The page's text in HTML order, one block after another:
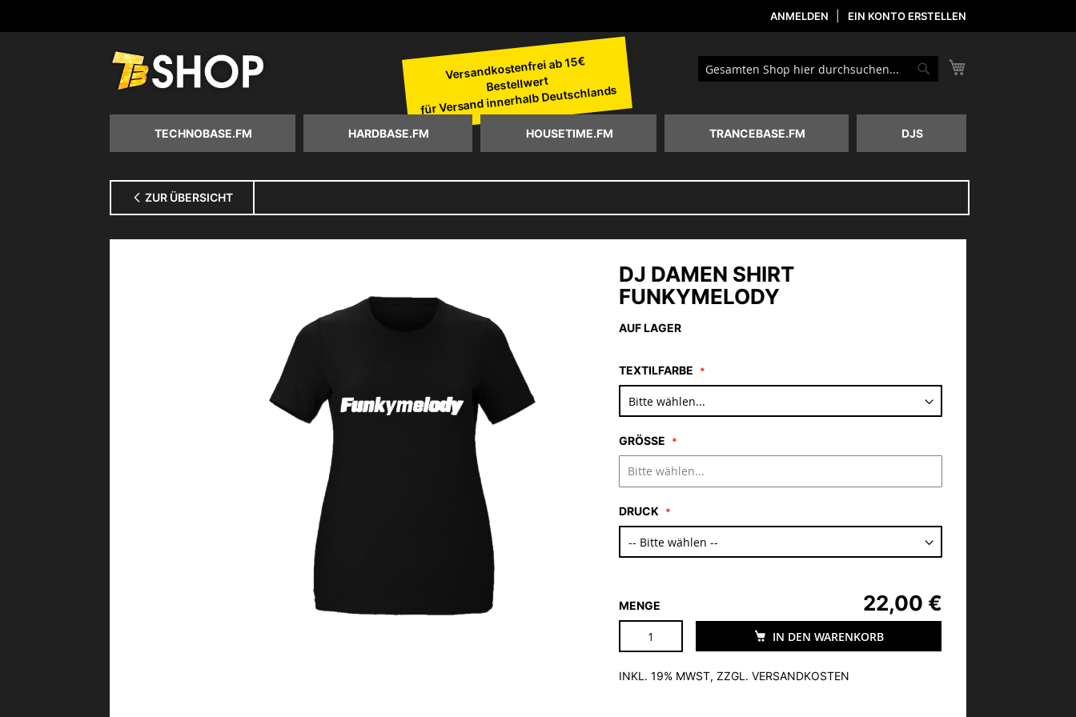
Inhalt
ANMELDEN EIN KONTO ERSTELLEN
Versandkostenfrei ab 15€
Bestellwert
für Versand innerhalb Deutschlands
Suche
TECHNOBASE.FM HARDBASE.FM HOUSETIME.FM TRANCEBASE.FM DJS
ZUR ÜBERSICHT
DJ DAMEN SHIRT
FUNKYMELODY
AUF LAGER
TEXTILFARBE
GRÖSSE
DRUCK
MENGE
IN DEN WARENKORB
22,00 €
INKL. 19% MWST, ZZGL. VERSANDKOSTEN